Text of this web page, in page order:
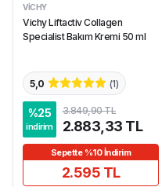
VICHY
Vichy Liftactiv Collagen
Specialist Bakım Kremi 50 ml
5,0 (1)
%25
indirim
3.849,90 TL
2.883,33 TL
Sepette %10 İndirim
2.595 TL